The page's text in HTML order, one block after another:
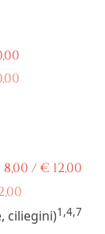
8,00 / € 12,00
ciliegini)1,4,7